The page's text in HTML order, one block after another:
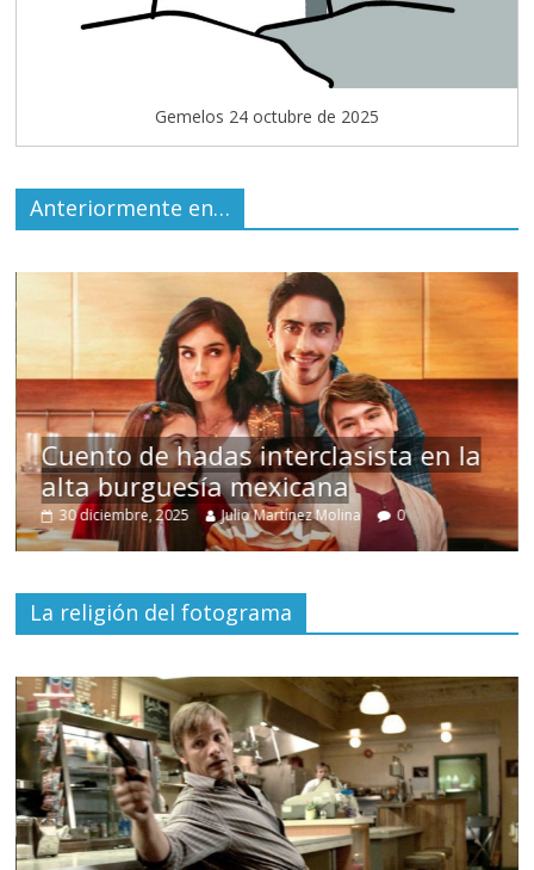
Gemelos 24 octubre de 2025
Anteriormente en…
Cuento de hadas interclasista en la
alta burguesía mexicana
30 diciembre, 2025 Julio Martínez Molina 0
La religión del fotograma